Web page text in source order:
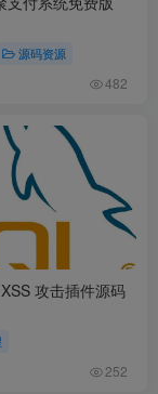
源码资源
482
攻击插件源码
252